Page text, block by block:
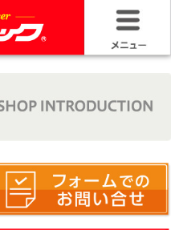
HOME
お問い合わ
車検サービ
安さの構造